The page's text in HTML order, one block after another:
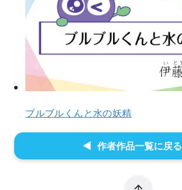
ブルブルくんと水の妖精
作者作品一覧に戻る